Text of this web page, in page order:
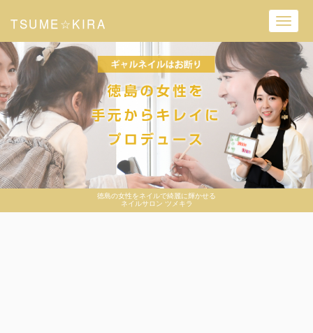
徳島の女性をネイルで綺麗に輝かせる
ネイルサロン ツメキラ
TSUME☆KIRA